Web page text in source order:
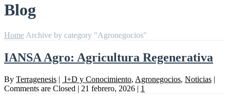
Blog
Home Archive by category "Agronegocios"
IANSA Agro: Agricultura Regenerativa
By Terragenesis | I+D y Conocimiento, Agronegocios, Noticias |
Comments are Closed | 21 febrero, 2026 | 1